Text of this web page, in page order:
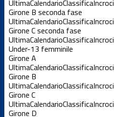
UltimaCalendarioClassificaIncroci
Girone B seconda fase
UltimaCalendarioClassificaIncroci
Girone C seconda fase
UltimaCalendarioClassificaIncroci
Under-13 femminile
Girone A
UltimaCalendarioClassificaIncroci
Girone B
UltimaCalendarioClassificaIncroci
Girone C
UltimaCalendarioClassificaIncroci
Girone D